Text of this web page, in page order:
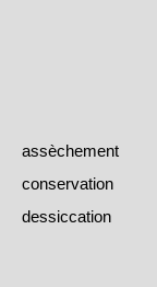
assèchement
conservation
dessiccation